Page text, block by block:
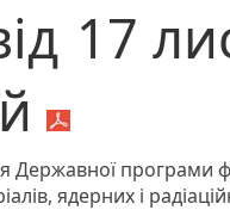
17
Державної програми
ядерних і